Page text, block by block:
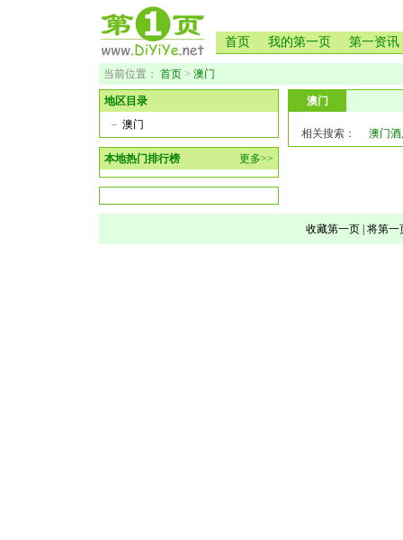
首页 我的第一页 第一资讯
当前位置： 首页 > 澳门
地区目录
－ 澳门
本地热门排行榜 更多>>
澳门
相关搜索： 澳门
收藏第一页 将第一